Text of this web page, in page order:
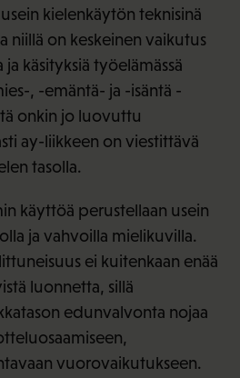
kielenkäytön teknisinä
niillä on keskeinen vaikutus
ja käsityksiä työelämässä
, -emäntä- ja -isäntä -
onkin jo luovuttu
ay-liikkeen on viestittävä
tasolla.
käyttöä perustellaan usein
ja vahvoilla mielikuvilla.
ei kuitenkaan enää
luonnetta, sillä
edunvalvonta nojaa
vuorovaikutukseen.